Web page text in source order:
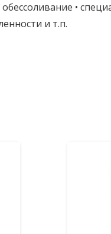
•
и т.п.